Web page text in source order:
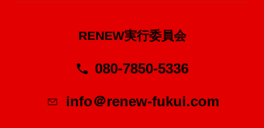
RENEW実行委員会
080-7850-5336
info＠renew-fukui.com